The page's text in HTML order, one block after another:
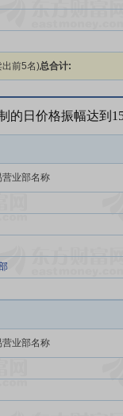
前5名)总合计:
的日价格振幅达到
营业部名称
营业部名称